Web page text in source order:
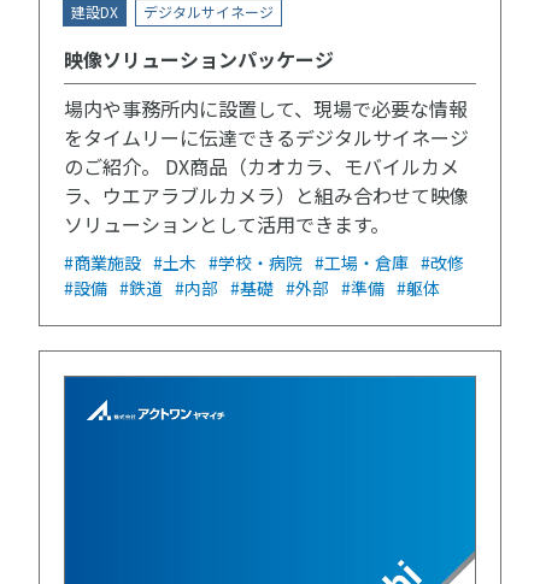
建設DX デジタルサイネージ
映像ソリューションパッケージ
場内や事務所内に設置して、現場で必要な情報
をタイムリーに伝達できるデジタルサイネージ
のご紹介。 DX商品（カオカラ、モバイルカメ
ラ、ウエアラブルカメラ）と組み合わせて映像
ソリューションとして活用できます。
#商業施設 #土木 #学校・病院 #工場・倉庫 #改修
#設備 #鉄道 #内部 #基礎 #外部 #準備 #躯体